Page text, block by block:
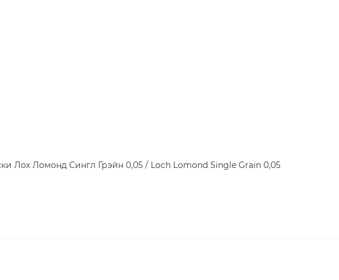
Лох Ломонд Сингл Грэйн 0,05 / Loch Lomond Single Grain 0,05